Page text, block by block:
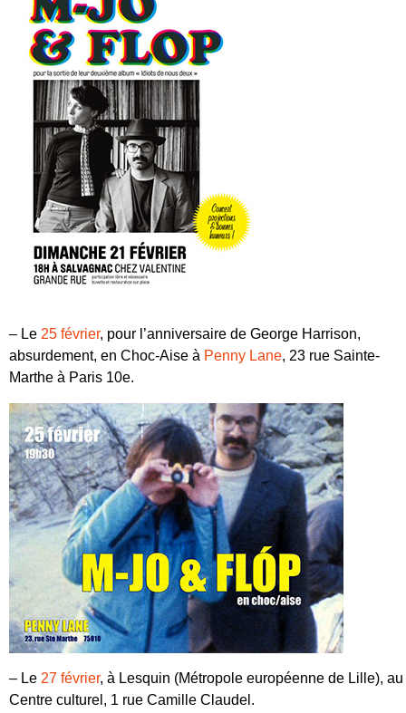
– Le 25 février, pour l’anniversaire de George Harrison,
absurdement, en Choc-Aise à Penny Lane, 23 rue Sainte-
Marthe à Paris 10e.
– Le 27 février, à Lesquin (Métropole européenne de Lille), au
Centre culturel , 1 rue Camille Claudel.